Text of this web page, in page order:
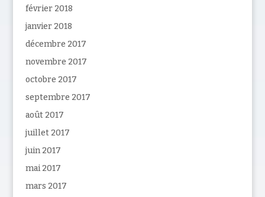
février 2018
janvier 2018
décembre 2017
novembre 2017
octobre 2017
septembre 2017
août 2017
juillet 2017
juin 2017
mai 2017
mars 2017